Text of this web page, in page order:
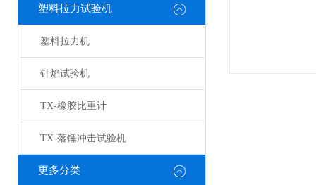
塑料拉力试验机
塑料拉力机
针焰试验机
TX-橡胶比重计
TX-落锤冲击试验机
更多分类